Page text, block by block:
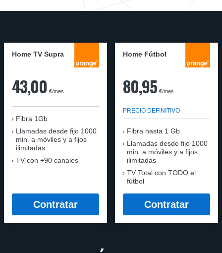
Home TV Supra
43,00 €/mes
Fibra 1Gb
Llamadas desde fijo 1000
min. a móviles y a fijos
ilimitadas
TV con +90 canales
Contratar
Home Fútbol
80,95 €/mes
PRECIO DEFINITIVO
Fibra hasta 1 Gb
Llamadas desde fijo 1000
min. a móviles y a fijos
ilimitadas
TV Total con TODO el
fútbol
Contratar